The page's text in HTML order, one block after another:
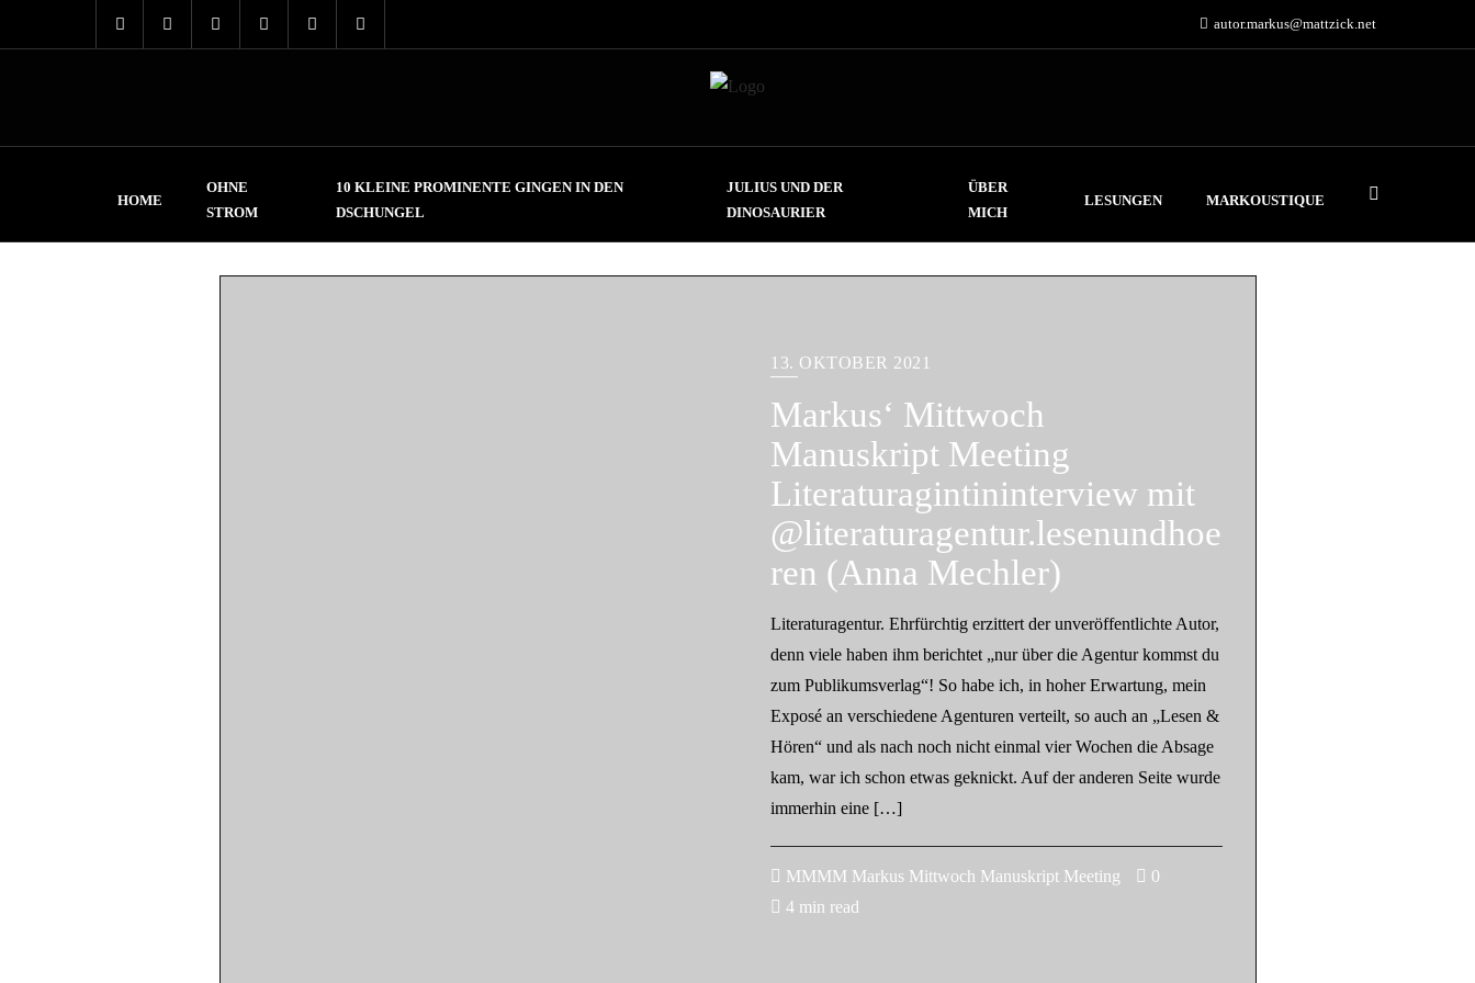
autor.markus@mattzick.net
HOME
OHNE
STROM
10 KLEINE PROMINENTE GINGEN IN DEN
DSCHUNGEL
JULIUS UND DER
DINOSAURIER
ÜBER
MICH
LESUNGEN MARKOUSTIQUE
13. OKTOBER 2021
Markus‘ Mittwoch
Manuskript Meeting
Literaturagintininterview mit
@literaturagentur.lesenundhoe
ren (Anna Mechler)
Literaturagentur. Ehrfürchtig erzittert der unveröffentlichte Autor,
denn viele haben ihm berichtet „nur über die Agentur kommst du
zum Publikumsverlag“! So habe ich, in hoher Erwartung, mein
Exposé an verschiedene Agenturen verteilt, so auch an „Lesen &
Hören“ und als nach noch nicht einmal vier Wochen die Absage
kam, war ich schon etwas geknickt. Auf der anderen Seite wurde
immerhin eine […]
MMMM Markus Mittwoch Manuskript Meeting
0
4 min read